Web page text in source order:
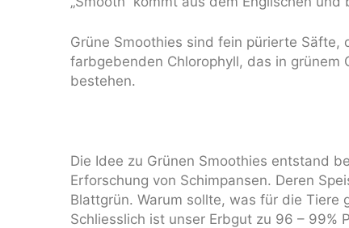
Grüne Smoothies sind fein pürierte Säfte,
farbgebenden Chlorophyll, das in
bestehen.
Die Idee zu Grünen Smoothies entstand
Erforschung von Schimpansen. Deren
Blattgrün. Warum sollte, was für die Tiere
Schliesslich ist unser Erbgut zu 96 – 99%